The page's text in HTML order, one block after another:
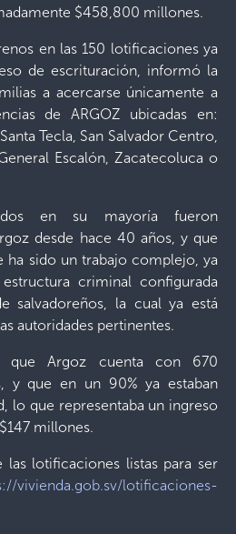
$458,800 millones.
en las 150 lotificaciones ya
de escrituración, informó la
a acercarse únicamente a
de ARGOZ ubicadas en:
Tecla, San Salvador Centro,
Escalón, Zacatecoluca o
en su mayoría fueron
desde hace 40 años, y que
ha sido un trabajo complejo, ya
criminal configurada
salvadoreños, la cual ya está
autoridades pertinentes.
que Argoz cuenta con 670
y que en un 90% ya estaban
lo que representaba un ingreso
millones.
las lotificaciones listas para ser
vivienda.gob.sv/lotificaciones-